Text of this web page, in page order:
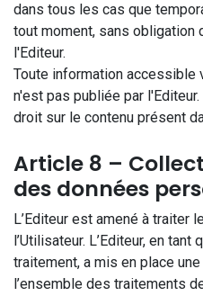
dans tous les cas que
tout moment, sans obligation
l'Editeur.
Toute information accessible
n'est pas publiée par
droit sur le contenu présent
Article 8 –
des données
L’Editeur est amené à traiter
l’Utilisateur. L’Editeur, en
traitement, a mis en place
l’ensemble des traitements